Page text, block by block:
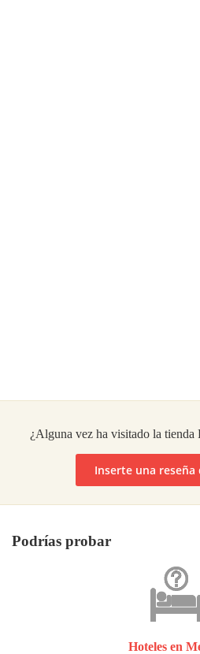
¿Alguna vez ha visitado la tienda
Inserte una reseña
Podrías probar
Hoteles en